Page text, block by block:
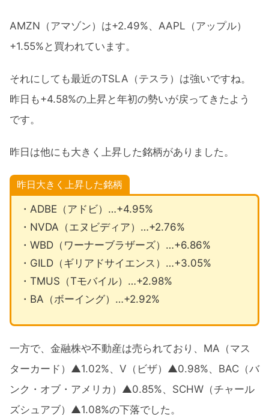
AMZN（アマゾン）は+2.49%、AAPL（アップル）
+1.55%と買われています。
それにしても最近のTSLA（テスラ）は強いですね。
昨日も+4.58%の上昇と年初の勢いが戻ってきたよう
です。
昨日は他にも大きく上昇した銘柄がありました。
昨日大きく上昇した銘柄
・ADBE（アドビ）…+4.95%
・NVDA（エヌビディア）…+2.76%
・WBD（ワーナーブラザーズ）…+6.86%
・GILD（ギリアドサイエンス）…+3.05%
・TMUS（Tモバイル）…+2.98%
・BA（ボーイング）…+2.92%
一方で、金融株や不動産は売られており、MA（マス
ターカード）▲1.02%、V（ビザ）▲0.98%、BAC（バ
ンク・オブ・アメリカ）▲0.85%、SCHW（チャール
ズシュアブ）▲1.08%の下落でした。